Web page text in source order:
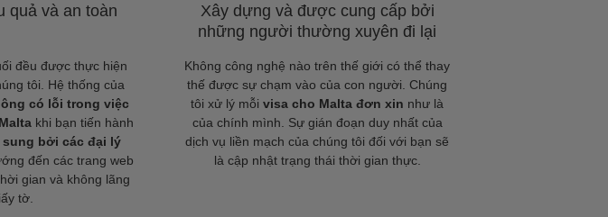
quả và an toàn
đều được thực hiện
tôi. Hệ thống của
có lỗi trong việc
khi bạn tiến hành
bởi các đại lý
đến các trang web
gian và không lãng
tờ.
Xây dựng và được cung cấp bởi
những người thường xuyên đi lại
Không công nghệ nào trên thế giới có thể thay
thế được sự chạm vào của con người. Chúng
tôi xử lý mỗi visa cho Malta đơn xin như là
của chính mình. Sự gián đoạn duy nhất của
dịch vụ liền mạch của chúng tôi đối với bạn sẽ
là cập nhật trạng thái thời gian thực.